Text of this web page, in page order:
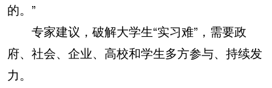
的。”
专家建议，破解大学生“实习难”，需要政
府、社会、企业、高校和学生多方参与、持续发
力。